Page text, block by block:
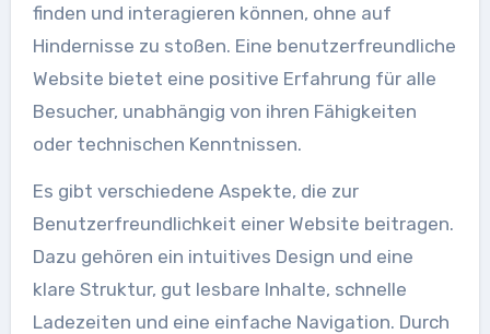
finden und interagieren können, ohne auf
Hindernisse zu stoßen. Eine benutzerfreundliche
Website bietet eine positive Erfahrung für alle
Besucher, unabhängig von ihren Fähigkeiten
oder technischen Kenntnissen.
Es gibt verschiedene Aspekte, die zur
Benutzerfreundlichkeit einer Website beitragen.
Dazu gehören ein intuitives Design und eine
klare Struktur, gut lesbare Inhalte, schnelle
Ladezeiten und eine einfache Navigation. Durch